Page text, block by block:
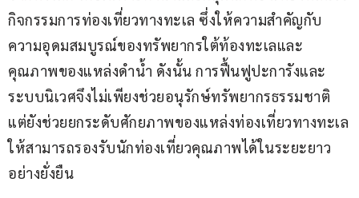
กิจกรรมการท่องเที่ยวทางทะเล ซึ่งให้ความสำคัญกับ
ความอุดมสมบูรณ์ของทรัพยากรใต้ท้องทะเลและ
คุณภาพของแหล่งดำน้ำ ดังนั้น การฟื้นฟูปะการังและ
ระบบนิเวศจึงไม่เพียงช่วยอนุรักษ์ทรัพยากรธรรมชาติ
แต่ยังช่วยยกระดับศักยภาพของแหล่งท่องเที่ยวทางทะเล
ให้สามารถรองรับนักท่องเที่ยวคุณภาพได้ในระยะยาว
อย่างยั่งยืน